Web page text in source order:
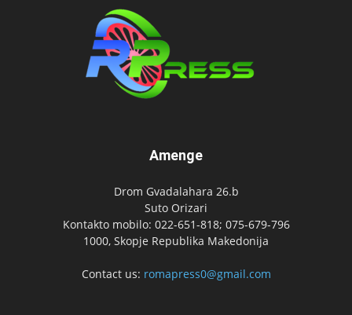
Amenge
Drom Gvadalahara 26.b
Suto Orizari
Kontakto mobilo: 022-651-818; 075-679-796
1000, Skopje Republika Makedonija
Contact us: romapress0@gmail.com